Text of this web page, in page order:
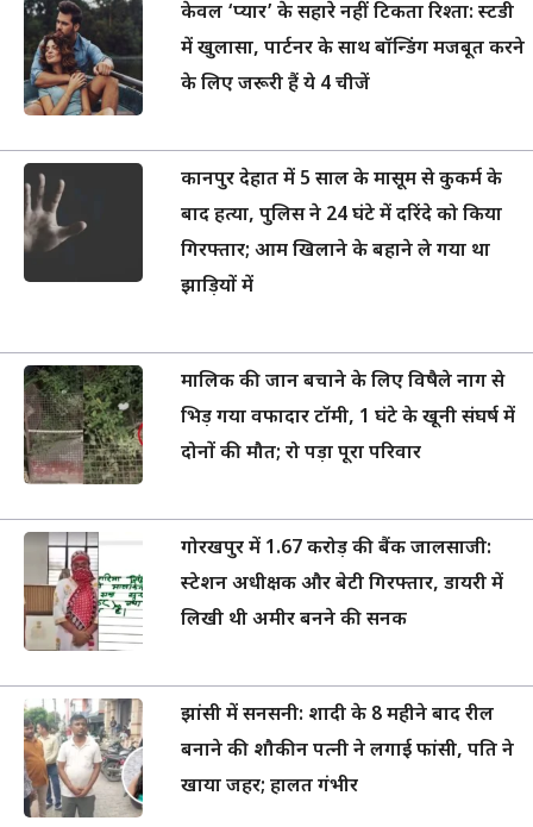
केवल ‘प्यार’ के सहारे नहीं टिकता रिश्ता: स्टडी
में खुलासा, पार्टनर के साथ बॉन्डिंग मजबूत करने
के लिए जरूरी हैं ये 4 चीजें
कानपुर देहात में 5 साल के मासूम से कुकर्म के
बाद हत्या, पुलिस ने 24 घंटे में दरिंदे को किया
गिरफ्तार; आम खिलाने के बहाने ले गया था
झाड़ियों में
मालिक की जान बचाने के लिए विषैले नाग से
भिड़ गया वफादार टॉमी, 1 घंटे के खूनी संघर्ष में
दोनों की मौत; रो पड़ा पूरा परिवार
गोरखपुर में 1.67 करोड़ की बैंक जालसाजी:
स्टेशन अधीक्षक और बेटी गिरफ्तार, डायरी में
लिखी थी अमीर बनने की सनक
झांसी में सनसनी: शादी के 8 महीने बाद रील
बनाने की शौकीन पत्नी ने लगाई फांसी, पति ने
खाया जहर; हालत गंभीर